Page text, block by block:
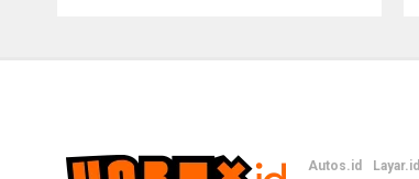
Autos.id Layar.id